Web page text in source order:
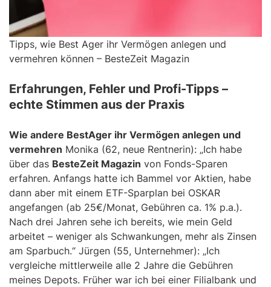
Tipps, wie Best Ager ihr Vermögen anlegen und
vermehren können – BesteZeit Magazin
Erfahrungen, Fehler und Profi-Tipps –
echte Stimmen aus der Praxis
Wie andere BestAger ihr Vermögen anlegen und
vermehren Monika (62, neue Rentnerin): „Ich habe
über das BesteZeit Magazin von Fonds-Sparen
erfahren. Anfangs hatte ich Bammel vor Aktien, habe
dann aber mit einem ETF-Sparplan bei OSKAR
angefangen (ab 25€/Monat, Gebühren ca. 1% p.a.).
Nach drei Jahren sehe ich bereits, wie mein Geld
arbeitet – weniger als Schwankungen, mehr als Zinsen
am Sparbuch.“ Jürgen (55, Unternehmer): „Ich
vergleiche mittlerweile alle 2 Jahre die Gebühren
meines Depots. Früher war ich bei einer Filialbank und